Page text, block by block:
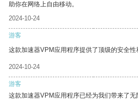
助你在网络上自由移动。
2024-10-24
游客
这款加速器VPM应用程序提供了顶级的安全性
2024-10-24
游客
这款加速器VPM应用程序已经为我们带来了